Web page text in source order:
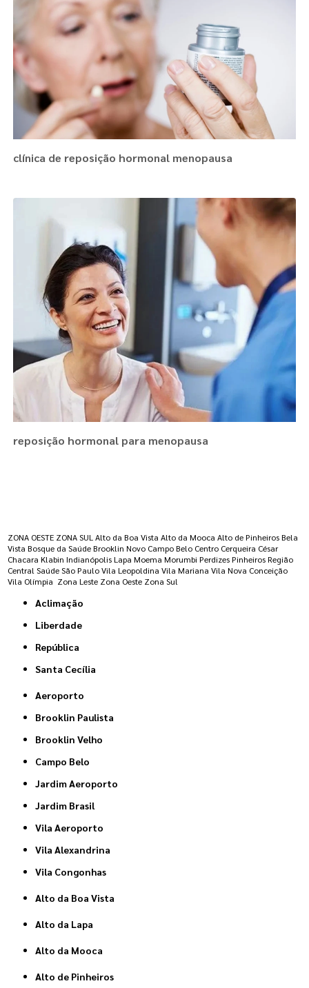
clínica de reposição hormonal menopausa
reposição hormonal para menopausa
ZONA OESTE ZONA SUL Alto da Boa Vista Alto da Mooca Alto de Pinheiros Bela
Vista Bosque da Saúde Brooklin Novo Campo Belo Centro Cerqueira César
Chacara Klabin Indianópolis Lapa Moema Morumbi Perdizes Pinheiros Região
Central Saúde São Paulo Vila Leopoldina Vila Mariana Vila Nova Conceição
Vila Olímpia Zona Leste Zona Oeste Zona Sul
Aclimação
Liberdade
República
Santa Cecília
Aeroporto
Brooklin Paulista
Brooklin Velho
Campo Belo
Jardim Aeroporto
Jardim Brasil
Vila Aeroporto
Vila Alexandrina
Vila Congonhas
Alto da Boa Vista
Alto da Lapa
Alto da Mooca
Alto de Pinheiros